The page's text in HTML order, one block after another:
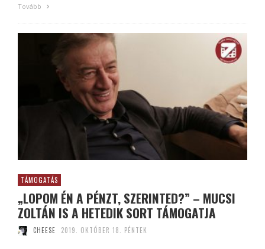
Tovább
TÁMOGATÁS
„LOPOM ÉN A PÉNZT, SZERINTED?” – MUCSI
ZOLTÁN IS A HETEDIK SORT TÁMOGATJA
CHEESE 2019. OKTÓBER 18. PÉNTEK